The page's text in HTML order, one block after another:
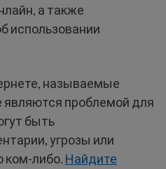
а также
использовании
называемые
являются проблемой для
быть
угрозы или
ком-либо. Найдите